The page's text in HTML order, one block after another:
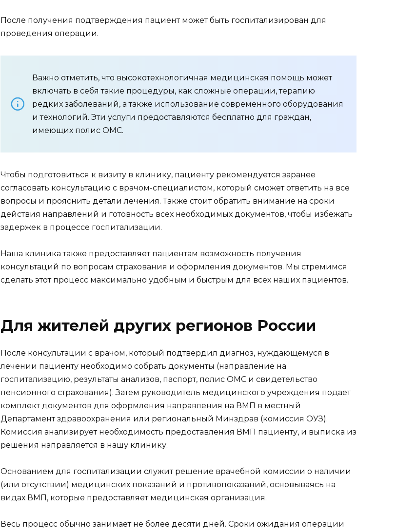
После получения подтверждения пациент может быть госпитализирован для
проведения операции.
Важно отметить, что высокотехнологичная медицинская помощь может
включать в себя такие процедуры, как сложные операции, терапию
редких заболеваний, а также использование современного оборудования
и технологий. Эти услуги предоставляются бесплатно для граждан,
имеющих полис ОМС.
Чтобы подготовиться к визиту в клинику, пациенту рекомендуется заранее
согласовать консультацию с врачом-специалистом, который сможет ответить на все
вопросы и прояснить детали лечения. Также стоит обратить внимание на сроки
действия направлений и готовность всех необходимых документов, чтобы избежать
задержек в процессе госпитализации.
Наша клиника также предоставляет пациентам возможность получения
консультаций по вопросам страхования и оформления документов. Мы стремимся
сделать этот процесс максимально удобным и быстрым для всех наших пациентов.
Для жителей других регионов России
После консультации с врачом, который подтвердил диагноз, нуждающемуся в
лечении пациенту необходимо собрать документы (направление на
госпитализацию, результаты анализов, паспорт, полис ОМС и свидетельство
пенсионного страхования). Затем руководитель медицинского учреждения подает
комплект документов для оформления направления на ВМП в местный
Департамент здравоохранения или региональный Минздрав (комиссия ОУЗ).
Комиссия анализирует необходимость предоставления ВМП пациенту, и выписка из
решения направляется в нашу клинику.
Основанием для госпитализации служит решение врачебной комиссии о наличии
(или отсутствии) медицинских показаний и противопоказаний, основываясь на
видах ВМП, которые предоставляет медицинская организация.
Весь процесс обычно занимает не более десяти дней. Сроки ожидания операции